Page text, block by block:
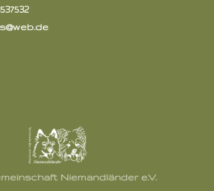
Niemandländer e.V.